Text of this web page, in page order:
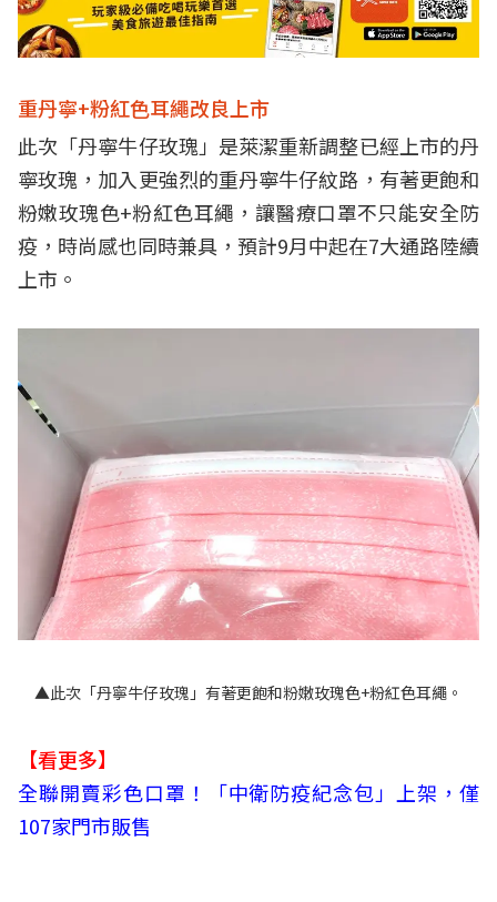
重丹寧+粉紅色耳繩改良上市
此次「丹寧牛仔玫瑰」是萊潔重新調整已經上市的丹
寧玫瑰，加入更強烈的重丹寧牛仔紋路，有著更飽和
粉嫩玫瑰色+粉紅色耳繩，讓醫療口罩不只能安全防
疫，時尚感也同時兼具，預計9月中起在7大通路陸續
上市。
▲此次「丹寧牛仔玫瑰」有著更飽和粉嫩玫瑰色+粉紅色耳繩。
【看更多】
全聯開賣彩色口罩！「中衛防疫紀念包」上架，僅
107家門市販售